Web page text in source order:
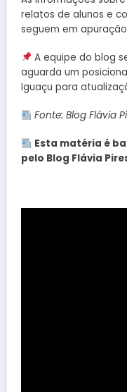
relatos de alunos e
seguem em
A equipe do blog
aguarda um
Iguaçu para
Fonte: Blog Flávia
Esta matéria é
pelo Blog Flávia